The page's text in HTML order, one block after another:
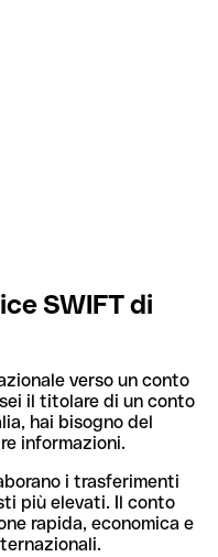
SWIFT di
verso un conto
il titolare di un conto
hai bisogno del
informazioni.
i trasferimenti
più elevati. Il conto
rapida, economica e